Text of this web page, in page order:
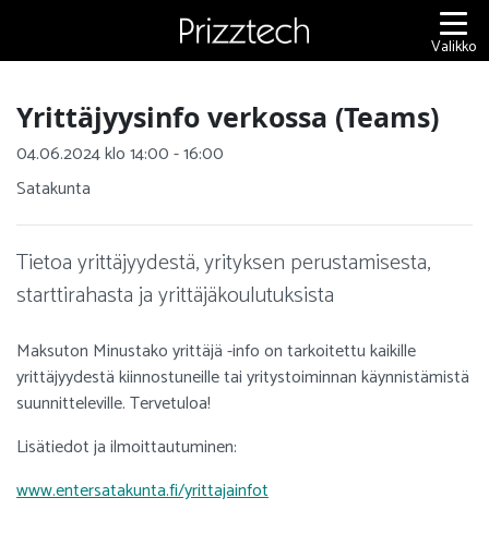
Valikko
Yrittäjyysinfo verkossa (Teams)
04.06.2024 klo 14:00 - 16:00
Satakunta
Tietoa yrittäjyydestä, yrityksen perustamisesta,
starttirahasta ja yrittäjäkoulutuksista
Maksuton Minustako yrittäjä -info on tarkoitettu kaikille
yrittäjyydestä kiinnostuneille tai yritystoiminnan käynnistämistä
suunnitteleville. Tervetuloa!
Lisätiedot ja ilmoittautuminen:
www.entersatakunta.fi/yrittajainfot